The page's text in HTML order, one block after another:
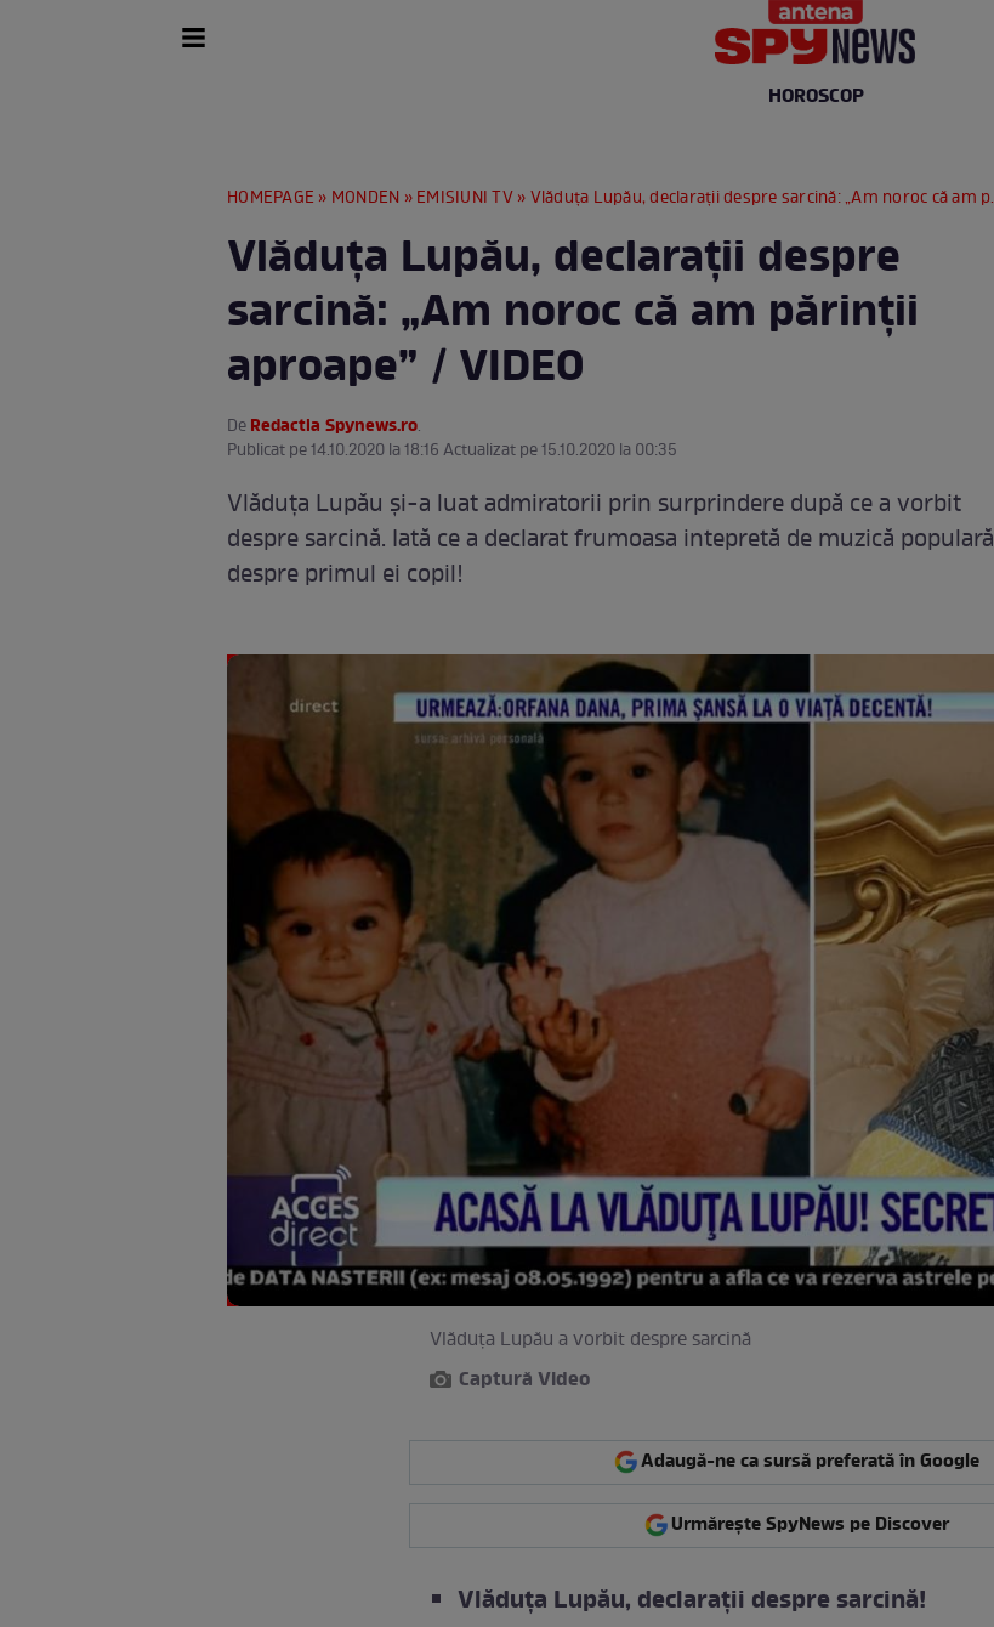
HOROSCOP
HOMEPAGE » MONDEN »EMISIUNI TV» Vlăduța Lupău, declarații despre sarcină: „Am noroc că am părinții aproape” / VIDEO
Vlăduța Lupău, declarații despre
sarcină: „Am noroc că am părinții
aproape” / VIDEO
DeRedactia Spynews.ro.
Publicat pe 14.10.2020 la 18:16 Actualizat pe 15.10.2020 la 00:35
Vlăduța Lupău și-a luat admiratorii prin surprindere după ce a vorbit
despre sarcină. Iată ce a declarat frumoasa intepretă de muzică populară
despre primul ei copil!
Vlăduța Lupău a vorbit despre sarcină
Captură Video
Adaugă-ne ca sursă preferată în Google
Urmărește SpyNews pe Discover
Vlăduța Lupău, declarații despre sarcină!